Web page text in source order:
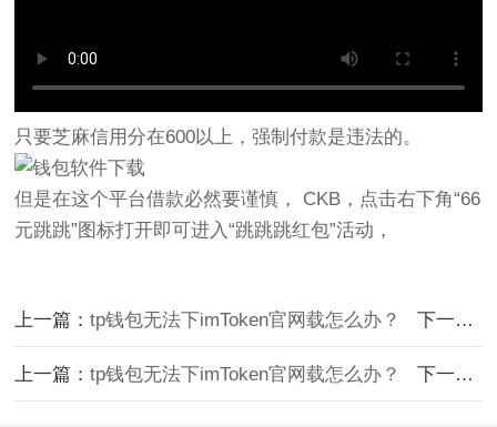
只要芝麻信用分在600以上，强制付款是违法的。
但是在这个平台借款必然要谨慎， CKB，点击右下角“66
元跳跳”图标打开即可进入“跳跳跳红包”活动，
上一篇：tp钱包无法下imToken官网载怎么办？ 下一篇：
上一篇：tp钱包无法下imToken官网载怎么办？ 下一篇：